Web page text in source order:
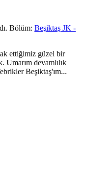
Bölüm: Beşiktaş JK -
ettiğimiz güzel bir
Umarım devamlılık
Beşiktaş'ım...